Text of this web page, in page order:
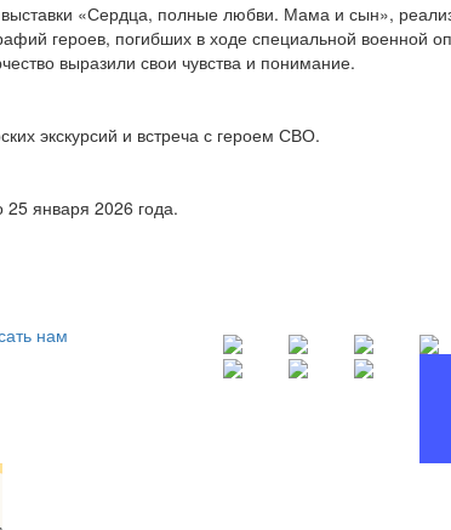
«Сердца, полные любви. Мама и сын»,
героев, погибших в ходе специальной
выразили свои чувства и понимание.
экскурсий и встреча с героем СВО.
января 2026 года.
нам